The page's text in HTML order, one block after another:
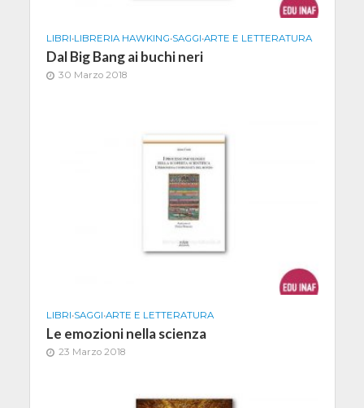
LIBRI•LIBRERIA HAWKING•SAGGI•ARTE E LETTERATURA
Dal Big Bang ai buchi neri
30 Marzo 2018
LIBRI•SAGGI•ARTE E LETTERATURA
Le emozioni nella scienza
23 Marzo 2018